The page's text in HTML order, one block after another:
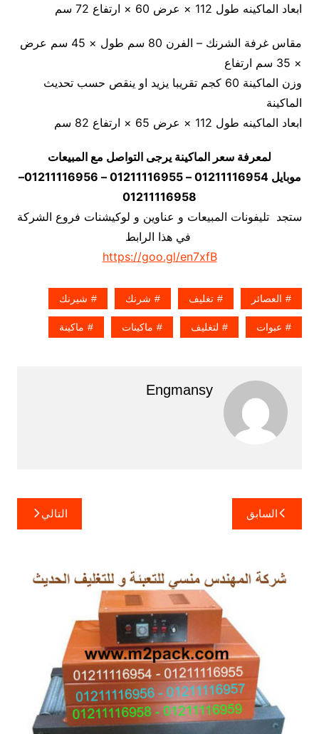
ابعاد الماكينه طول 112 × عرض 60 × ارتفاع 72 سم
مقاس غرفة الشرنك – الفرن 80 سم طول × 45 سم عرض
× 35 سم ارتفاع
وزن الماكينة 60 كجم تقريبا يزيد او ينقص حسب تحديث
الماكينة
ابعاد الماكينه طول 112 × عرض 65 × ارتفاع 82 سم
لمعرفة سعر الماكينة يرجى التواصل مع المبيعات
موبايل 01211116954 – 01211116955 – 01211116956–
01211116958
ستجد تليفونات المبيعات و عناوين و لوكيشنات فروع الشركة
في هذا الرابط
https://goo.gl/en7xfB
العصائر تغليف شرنك شيرنك
عبوات لتغليف ماكينات ماكينة
Engmansy
تصفّح
المقالات
السابق التالي